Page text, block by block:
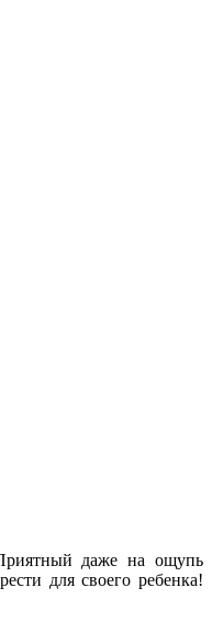
даже на ощупь
для своего ребенка!